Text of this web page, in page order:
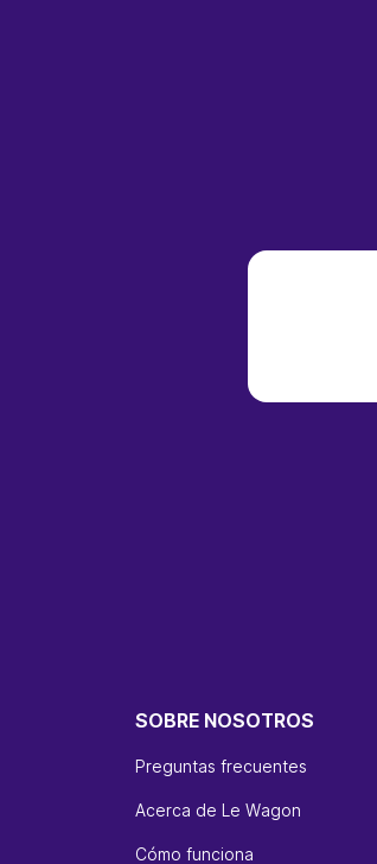
SOBRE NOSOTROS
Preguntas frecuentes
Acerca de Le Wagon
Cómo funciona